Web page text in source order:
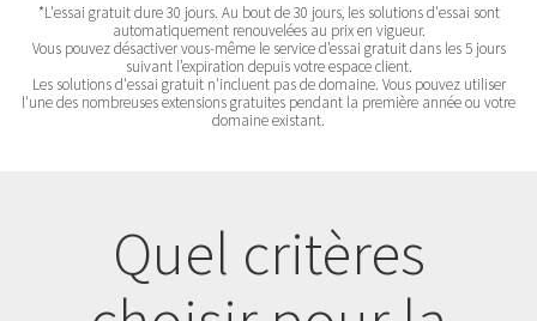
*L'essai gratuit dure 30 jours. Au bout de 30 jours, les solutions d'essai sont
automatiquement renouvelées au prix en vigueur.
Vous pouvez désactiver vous-même le service d’essai gratuit dans les 5 jours
suivant l’expiration depuis votre espace client.
Les solutions d'essai gratuit n'incluent pas de domaine. Vous pouvez utiliser
l'une des nombreuses extensions gratuites pendant la première année ou votre
domaine existant.
Quel critères